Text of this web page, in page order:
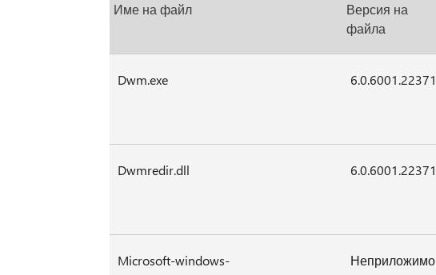
Име на файл
Версия на
файла
Dwm.exe 6.0.6001.22371
Dwmredir.dll 6.0.6001.22371
Microsoft-windows-
Неприложимо